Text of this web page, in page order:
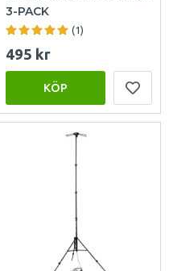
3-PACK
(1)
495 kr
KÖP